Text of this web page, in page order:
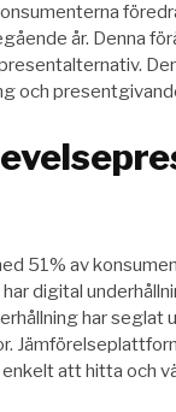
år. Denna
och
51% av
digital
har
att hitta och